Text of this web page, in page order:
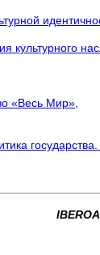
культурного
«Весь Мир»,